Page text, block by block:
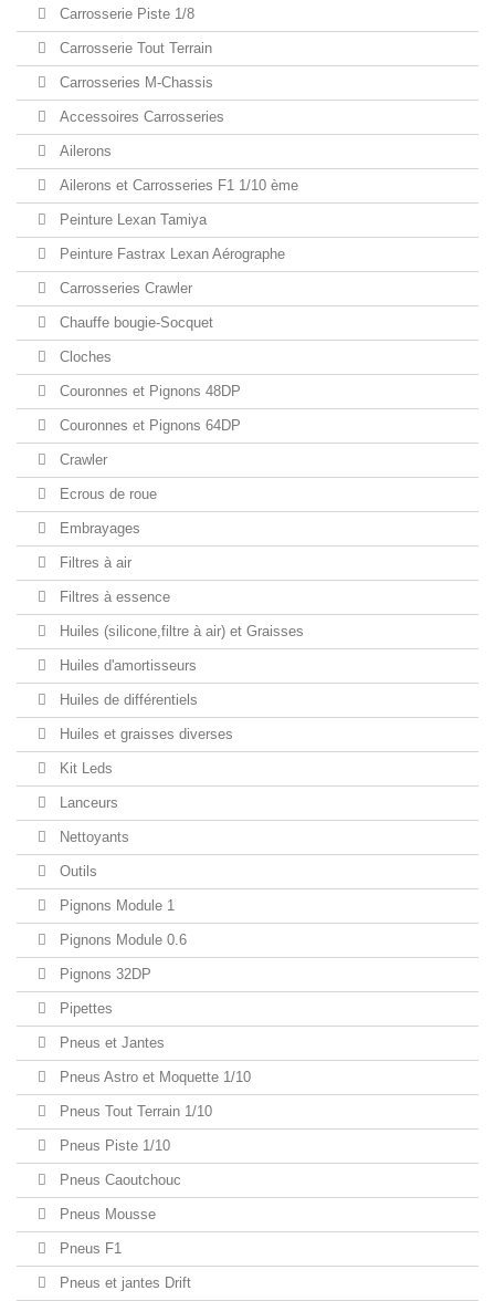
Carrosserie Piste 1/8
Carrosserie Tout Terrain
Carrosseries M-Chassis
Accessoires Carrosseries
Ailerons
Ailerons et Carrosseries F1 1/10 ème
Peinture Lexan Tamiya
Peinture Fastrax Lexan Aérographe
Carrosseries Crawler
Chauffe bougie-Socquet
Cloches
Couronnes et Pignons 48DP
Couronnes et Pignons 64DP
Crawler
Ecrous de roue
Embrayages
Filtres à air
Filtres à essence
Huiles (silicone,filtre à air) et Graisses
Huiles d'amortisseurs
Huiles de différentiels
Huiles et graisses diverses
Kit Leds
Lanceurs
Nettoyants
Outils
Pignons Module 1
Pignons Module 0.6
Pignons 32DP
Pipettes
Pneus et Jantes
Pneus Astro et Moquette 1/10
Pneus Tout Terrain 1/10
Pneus Piste 1/10
Pneus Caoutchouc
Pneus Mousse
Pneus F1
Pneus et jantes Drift